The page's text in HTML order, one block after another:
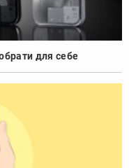
для себе